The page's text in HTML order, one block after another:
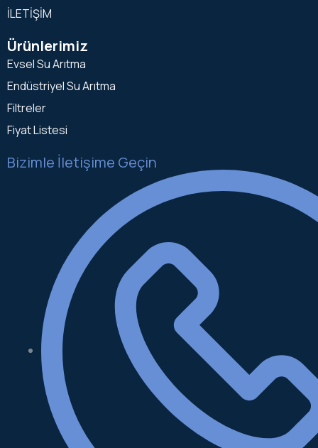
İLETİŞİM
Ürünlerimiz
Evsel Su Arıtma
Endüstriyel Su Arıtma
Filtreler
Fiyat Listesi
Bizimle İletişime Geçin